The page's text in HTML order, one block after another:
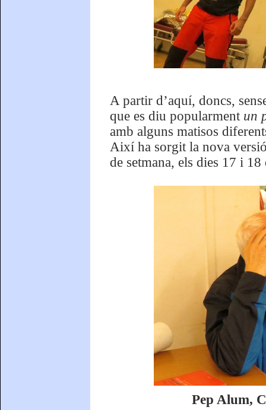
A partir d’aquí, doncs,
que es diu popularment un
amb alguns matisos
Així ha sorgit la nova
de setmana, els dies 17 i
Pep Alum,